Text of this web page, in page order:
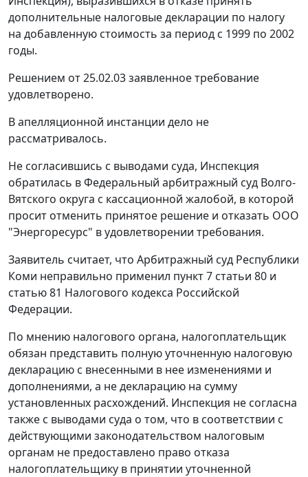
дополнительные налоговые декларации по налогу
на добавленную стоимость за период с 1999 по 2002
годы.
Решением от 25.02.03 заявленное требование
удовлетворено.
В апелляционной инстанции дело не
рассматривалось.
Не согласившись с выводами суда, Инспекция
обратилась в Федеральный арбитражный суд Волго-
Вятского округа с кассационной жалобой, в которой
просит отменить принятое решение и отказать ООО
"Энергоресурс" в удовлетворении требования.
Заявитель считает, что Арбитражный суд Республики
Коми неправильно применил пункт 7 статьи 80 и
статью 81 Налогового кодекса Российской
Федерации.
По мнению налогового органа, налогоплательщик
обязан представить полную уточненную налоговую
декларацию с внесенными в нее изменениями и
дополнениями, а не декларацию на сумму
установленных расхождений. Инспекция не согласна
также с выводами суда о том, что в соответствии с
действующими законодательством налоговым
органам не предоставлено право отказа
налогоплательщику в принятии уточненной